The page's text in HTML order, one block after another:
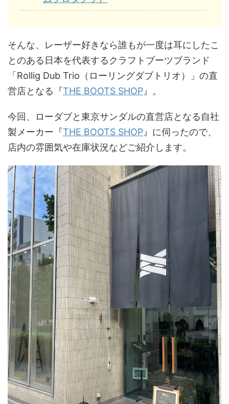
そんな、レーザー好きなら誰もが一度は耳にしたこ
とのある日本を代表するクラフトブーツブランド
「Rollig Dub Trio（ローリングダブトリオ）」の直
営店となる『THE BOOTS SHOP 』。
今回、ローダブと東京サンダルの直営店となる自社
製メーカー『THE BOOTS SHOP 』に伺ったので、
店内の雰囲気や在庫状況などご紹介します。